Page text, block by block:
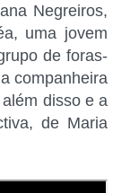
Negreiros,
uma jovem
de foras-
companheira
disso e a
de Maria